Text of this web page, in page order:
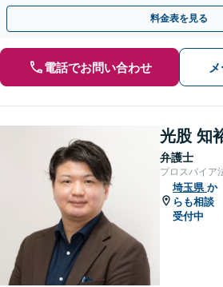
の連携をつなぐ「橋渡し役」として、企業の
料金表を見る
電話でお問い合わせ
光股 知
弁護士
プロスパイア
埼玉県 か
らも相談
受付中